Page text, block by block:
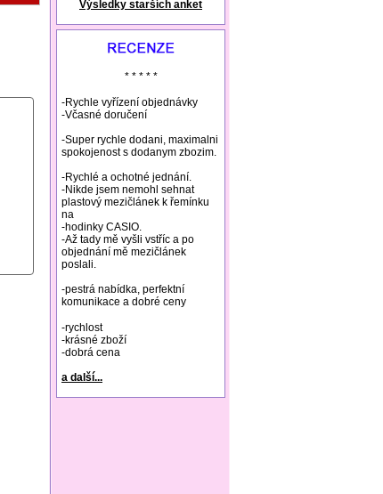
natural remedies rosacea
Výsledky starších anket
* * * * *
-Rychle vyřízení objednávky
-Včasné doručení
-Super rychle dodani, maximalni
spokojenost s dodanym zbozim.
-Rychlé a ochotné jednání.
-Nikde jsem nemohl sehnat
plastový mezičlánek k řemínku
na
-hodinky CASIO.
-Až tady mě vyšli vstříc a po
objednání mě mezičlánek
poslali.
-pestrá nabídka, perfektní
komunikace a dobré ceny
-rychlost
-krásné zboží
-dobrá cena
a další...